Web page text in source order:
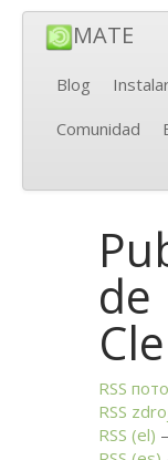
MATE
Blog
Comunidad
de
RSS
RSS
RSS (el)